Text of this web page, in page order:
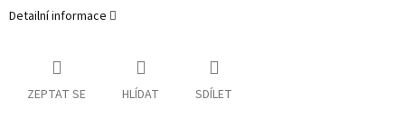
Detailní informace
ZEPTAT SE HLÍDAT SDÍLET